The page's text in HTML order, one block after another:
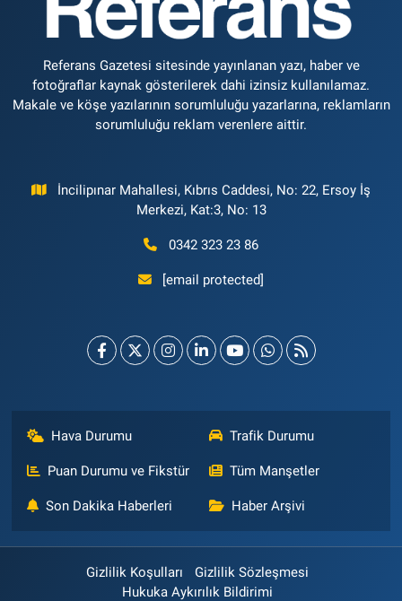
Referans Gazetesi sitesinde yayınlanan yazı, haber ve
fotoğraflar kaynak gösterilerek dahi izinsiz kullanılamaz.
Makale ve köşe yazılarının sorumluluğu yazarlarına, reklamların
sorumluluğu reklam verenlere aittir.
İncilipınar Mahallesi, Kıbrıs Caddesi, No: 22, Ersoy İş
Merkezi, Kat:3, No: 13
0342 323 23 86
[email protected]
Hava Durumu Trafik Durumu
Puan Durumu ve Fikstür Tüm Manşetler
Son Dakika Haberleri Haber Arşivi
Gizlilik Koşulları
Gizlilik Sözleşmesi
Hukuka Aykırılık Bildirimi